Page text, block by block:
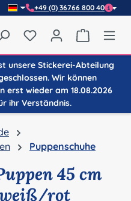
+49 (0) 36766 800 40
Du hast 0 Produkte
unsere Stickerei-Abteilung
Wir können
erst wieder am 18.08.2026
ihr Verständnis.
Puppenschuhe
45 cm
rot